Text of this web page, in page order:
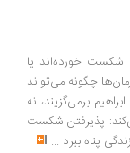
یا
می‌تواند
نه
شکست
ببرد...